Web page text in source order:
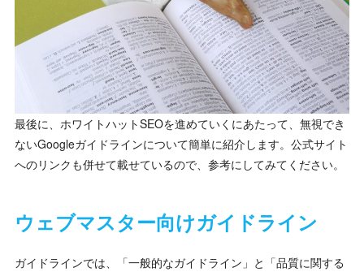
最後に、ホワイトハットSEOを進めていくにあたって、無視でき
ないGoogleガイドラインについて簡単に紹介します。公式サイト
へのリンクも併せて載せているので、参考にしてみてください。
ウェブマスター向けガイドライン
ガイドラインでは、「一般的なガイドライン」と「品質に関する